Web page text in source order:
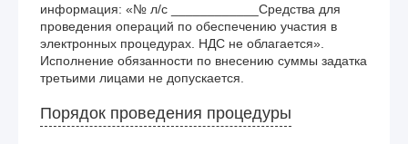
информация: «№ л/с ____________Средства для
проведения операций по обеспечению участия в
электронных процедурах. НДС не облагается».
Исполнение обязанности по внесению суммы задатка
третьими лицами не допускается.
Порядок проведения процедуры